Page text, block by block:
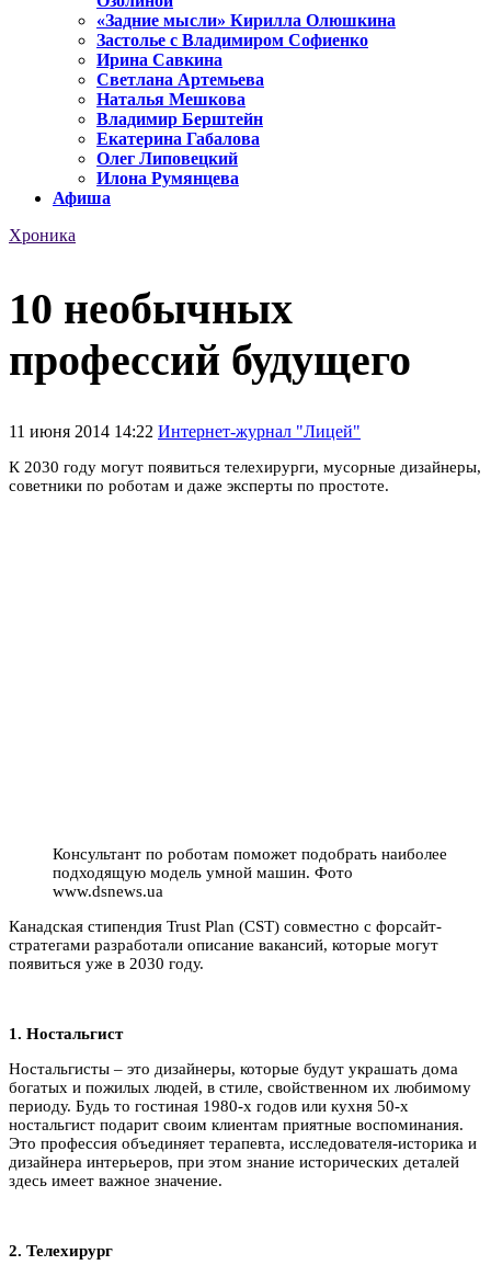
«Задние мысли» Кирилла Олюшкина
Застолье с Владимиром Софиенко
Ирина Савкина
Светлана Артемьева
Наталья Мешкова
Владимир Берштейн
Екатерина Габалова
Олег Липовецкий
Илона Румянцева
Афиша
Хроника
10 необычных
профессий будущего
11 июня 2014 14:22 Интернет-журнал "Лицей"
К 2030 году могут появиться телехирурги, мусорные дизайнеры,
советники по роботам и даже эксперты по простоте.
Консультант по роботам поможет подобрать наиболее
подходящую модель умной машин. Фото
www.dsnews.ua
Канадская стипендия Trust Plan (CST) совместно с форсайт-
стратегами разработали описание вакансий, которые могут
появиться уже в 2030 году.
1. Ностальгист
Ностальгисты – это дизайнеры, которые будут украшать дома
богатых и пожилых людей, в стиле, свойственном их любимому
периоду. Будь то гостиная 1980-х годов или кухня 50-х
ностальгист подарит своим клиентам приятные воспоминания.
Это профессия объединяет терапевта, исследователя-историка и
дизайнера интерьеров, при этом знание исторических деталей
здесь имеет важное значение.
2. Телехирург